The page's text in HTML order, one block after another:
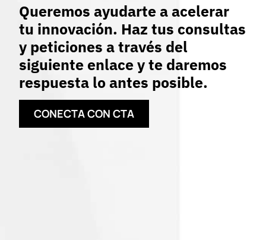
Queremos ayudarte a acelerar
tu innovación. Haz tus consultas
y peticiones a través del
siguiente enlace y te daremos
respuesta lo antes posible.
CONECTA CON CTA